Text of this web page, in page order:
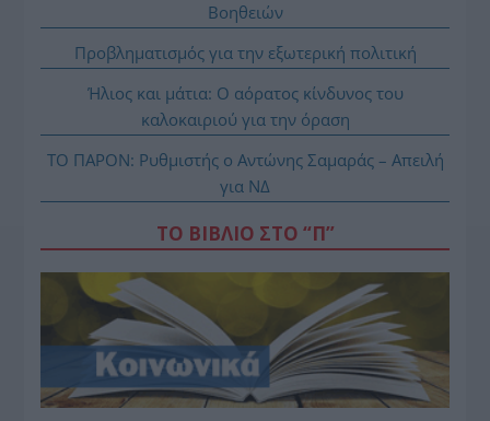
Βοηθειών
Προβληματισμός για την εξωτερική πολιτική
Ήλιος και μάτια: Ο αόρατος κίνδυνος του
καλοκαιριού για την όραση
ΤΟ ΠΑΡΟΝ: Ρυθμιστής ο Αντώνης Σαμαράς – Απειλή
για ΝΔ
ΤΟ ΒΙΒΛΙΟ ΣΤΟ “Π”